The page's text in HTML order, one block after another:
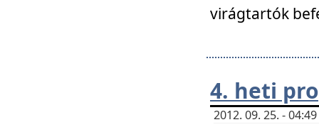
virágtartók
4. heti
2012. 09. 25. -